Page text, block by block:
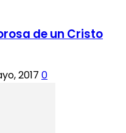
de un Cristo
2017 0